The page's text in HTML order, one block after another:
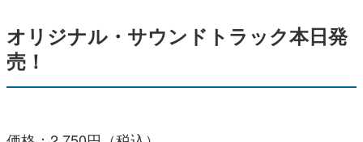
オリジナル・サウンドトラック本日発
売！